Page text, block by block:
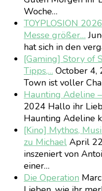
Woche…
TOYPLOSION
Messe größer…
hat sich in den
[Gaming] Story of
Tipps,… October 4,
Town ist voller
Haunting Adeline
2024 Hallo ihr
Haunting Adeline
[Kino] Mythos,
zu Michael April
inszeniert von
einer…
Die Operation